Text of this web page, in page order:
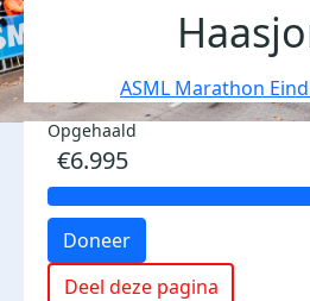
ASML Marathon
Opgehaald
€6.995
Doneer
Deel deze pagina